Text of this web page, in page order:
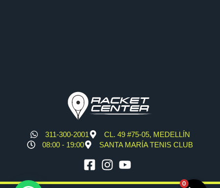
311-300-2001
CL. 49 #75-05, MEDELLÍN
08:00 - 19:00
SANTA MARÍA TENIS CLUB
0